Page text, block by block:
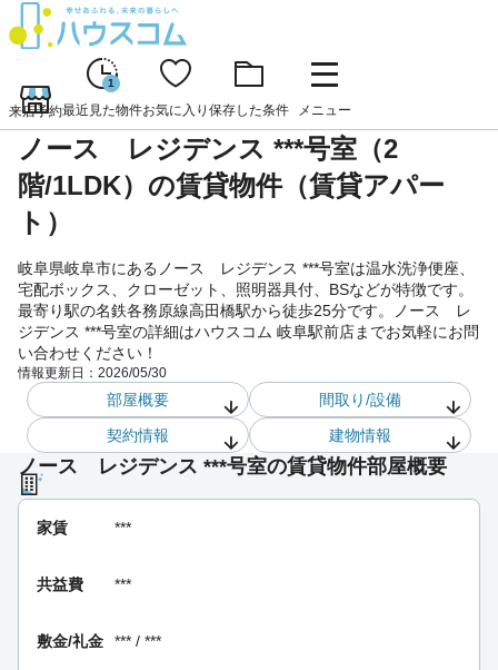
来店予約
1
最近見た物件お気に入り 保存した条件 メニュー
ノース レジデンス ***号室（2
階/1LDK）の賃貸物件（賃貸アパー
ト）
岐阜県岐阜市にあるノース レジデンス ***号室は温水洗浄便座、
宅配ボックス、クローゼット、照明器具付、BSなどが特徴です。
最寄り駅の名鉄各務原線高田橋駅から徒歩25分です。ノース レ
ジデンス ***号室の詳細はハウスコム 岐阜駅前店までお気軽にお問
い合わせください！
情報更新日： 2026/05/30
部屋概要
間取り/設備
契約情報
建物情報
ノース レジデンス ***号室の賃貸物件部屋概要
家賃 ***
共益費 ***
敷金/礼金 *** / ***